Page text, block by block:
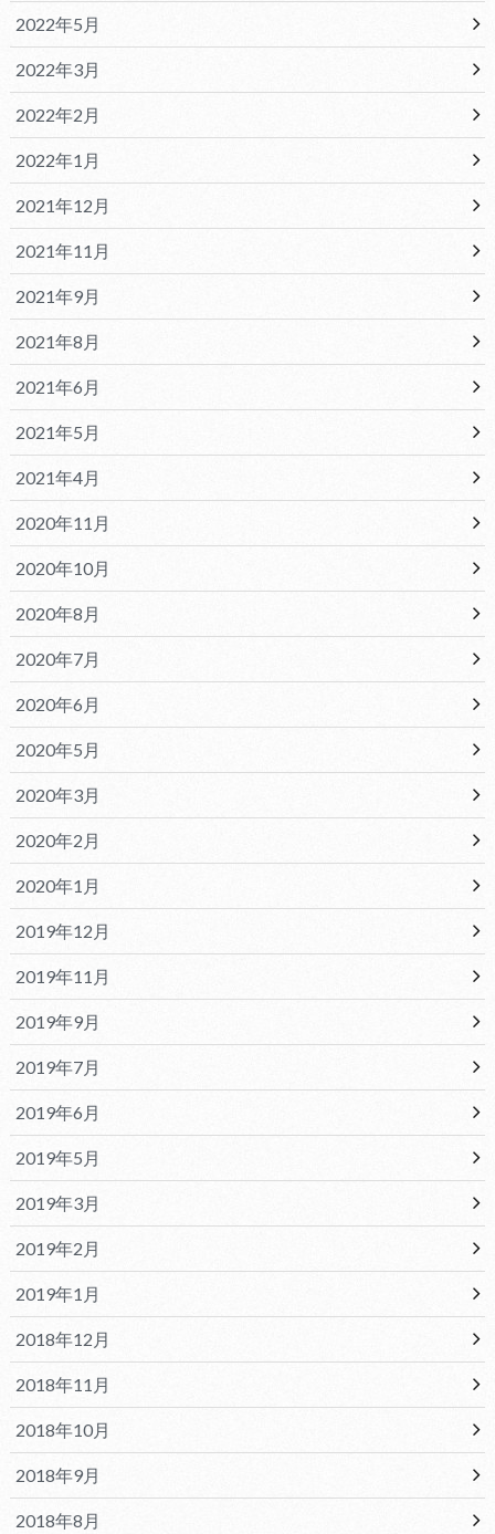
2022年5月
2022年3月
2022年2月
2022年1月
2021年12月
2021年11月
2021年9月
2021年8月
2021年6月
2021年5月
2021年4月
2020年11月
2020年10月
2020年8月
2020年7月
2020年6月
2020年5月
2020年3月
2020年2月
2020年1月
2019年12月
2019年11月
2019年9月
2019年7月
2019年6月
2019年5月
2019年3月
2019年2月
2019年1月
2018年12月
2018年11月
2018年10月
2018年9月
2018年8月